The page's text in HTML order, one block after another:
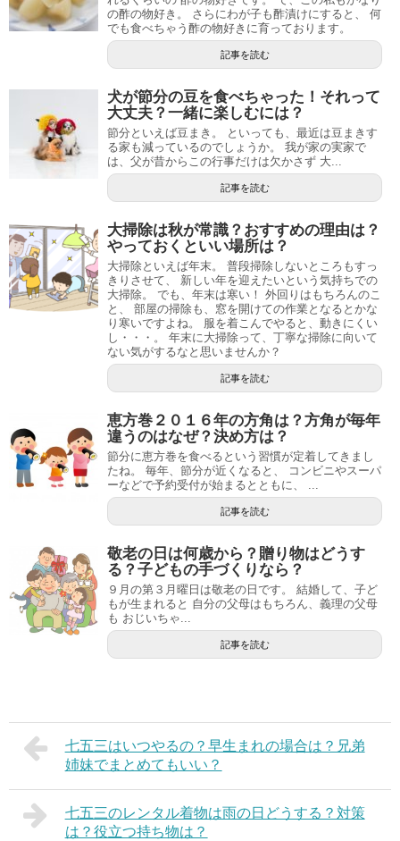
の酢の物好き。 さらにわが子も酢漬けにすると、 何
でも食べちゃう酢の物好きに育っております。
記事を読む
犬が節分の豆を食べちゃった！それって
大丈夫？一緒に楽しむには？
節分といえば豆まき。 といっても、最近は豆まきす
る家も減っているのでしょうか。 我が家の実家で
は、父が昔からこの行事だけは欠かさず 大...
記事を読む
大掃除は秋が常識？おすすめの理由は？
やっておくといい場所は？
大掃除といえば年末。 普段掃除しないところもすっ
きりさせて、 新しい年を迎えたいという気持ちでの
大掃除。 でも、年末は寒い！ 外回りはもちろんのこ
と、 部屋の掃除も、窓を開けての作業となるとかな
り寒いですよね。 服を着こんでやると、動きにくい
し・・・。 年末に大掃除って、丁寧な掃除に向いて
ない気がするなと思いませんか？
記事を読む
恵方巻２０１６年の方角は？方角が毎年
違うのはなぜ？決め方は？
節分に恵方巻を食べるという習慣が定着してきまし
たね。 毎年、節分が近くなると、 コンビニやスーパ
ーなどで予約受付が始まるとともに、 ...
記事を読む
敬老の日は何歳から？贈り物はどうす
る？子どもの手づくりなら？
９月の第３月曜日は敬老の日です。 結婚して、子ど
もが生まれると 自分の父母はもちろん、義理の父母
も おじいちゃ...
記事を読む
七五三はいつやるの？早生まれの場合は？兄弟
姉妹でまとめてもいい？
七五三のレンタル着物は雨の日どうする？対策
は？役立つ持ち物は？